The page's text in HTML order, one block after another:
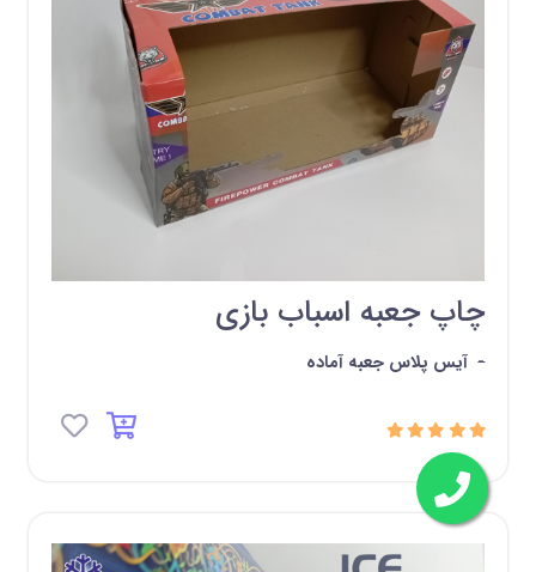
چاپ جعبه اسباب بازی
- آیس پلاس جعبه آماده